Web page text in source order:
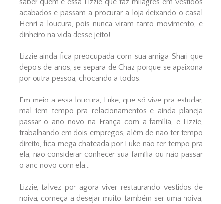
saber quem é essa Lizzie que faz milagres em vestidos
acabados e passam a procurar a loja deixando o casal
Henri a loucura, pois nunca viram tanto movimento, e
dinheiro na vida desse jeito!
Lizzie ainda fica preocupada com sua amiga Shari que
depois de anos, se separa de Chaz porque se apaixona
por outra pessoa, chocando a todos.
Em meio a essa loucura, Luke, que só vive pra estudar,
mal tem tempo pra relacionamentos e ainda planeja
passar o ano novo na França com a família, e Lizzie,
trabalhando em dois empregos, além de não ter tempo
direito, fica mega chateada por Luke não ter tempo pra
ela, não considerar conhecer sua família ou não passar
o ano novo com ela...
Lizzie, talvez por agora viver restaurando vestidos de
noiva, começa a desejar muito também ser uma noiva,